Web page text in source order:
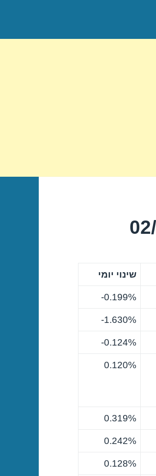
שינוי יומי
0.199%-
1.630%-
0.124%-
0.120%
0.319%
0.242%
0.128%